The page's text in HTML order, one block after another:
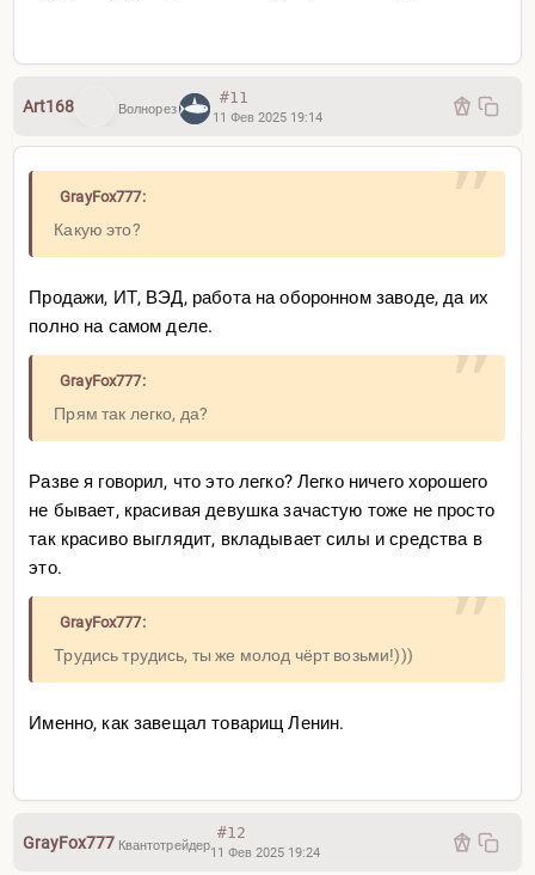
Art168 Волнорез
#11
11 Фев 2025 19:14
GrayFox777:
Какую это?
Продажи, ИТ, ВЭД, работа на оборонном заводе, да их
полно на самом деле.
GrayFox777:
Прям так легко, да?
Разве я говорил, что это легко? Легко ничего хорошего
не бывает, красивая девушка зачастую тоже не просто
так красиво выглядит, вкладывает силы и средства в
это.
GrayFox777:
Трудись трудись, ты же молод чёрт возьми!)))
Именно, как завещал товарищ Ленин.
GrayFox777 Квантотрейдер
#12
11 Фев 2025 19:24